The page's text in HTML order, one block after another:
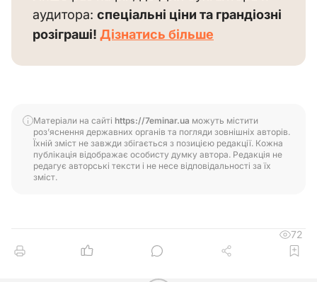
аудитора: спеціальні ціни та грандіозні
розіграші! Дізнатись більше
Матеріали на сайті https://7eminar.ua можуть містити
роз’яснення державних органів та погляди зовнішніх авторів.
Їхній зміст не завжди збігається з позицією редакції. Кожна
публікація відображає особисту думку автора. Редакція не
редагує авторські тексти і не несе відповідальності за їх
зміст.
72